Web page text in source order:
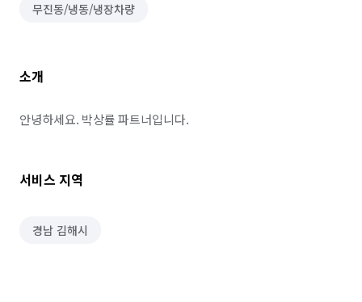
무진동/냉동/냉장차량
소개
안녕하세요. 박상률 파트너입니다.
서비스 지역
경남 김해시